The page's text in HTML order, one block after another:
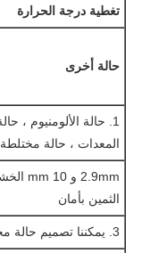
تغطية درجة الحرارة
حالة أخرى
1. حالة الألومنيوم ،
المعدات ، حالة
الثمين بأمان
3. يمكننا تصميم حالة مختلفة بالنسبة لك وفقا للمعدات الخاصة بك